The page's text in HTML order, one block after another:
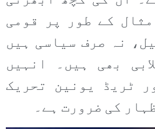
کے طور پر قومی
نہ صرف سیاسی ہیں
بھی ہیں۔ انہیں
ٹریڈ یونین تحریک
کی ضرورت ہے۔